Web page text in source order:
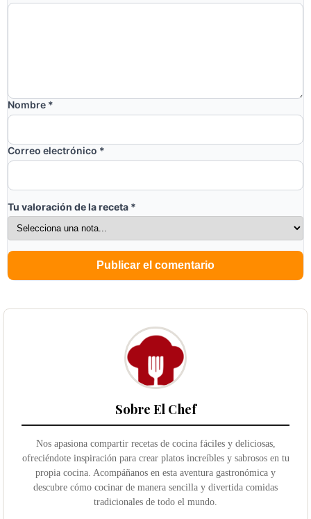
Nombre *
Correo electrónico *
Tu valoración de la receta *
Sobre El Chef
Nos apasiona compartir recetas de cocina fáciles y deliciosas,
ofreciéndote inspiración para crear platos increíbles y sabrosos en tu
propia cocina. Acompáñanos en esta aventura gastronómica y
descubre cómo cocinar de manera sencilla y divertida comidas
tradicionales de todo el mundo.